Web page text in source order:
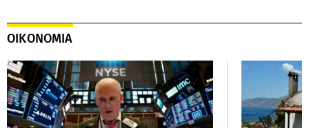
ΟΙΚΟΝΟΜΙΑ